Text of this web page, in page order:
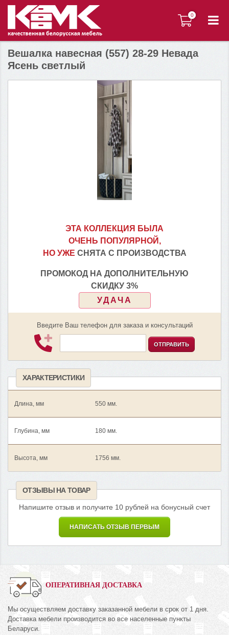
0
0
Вешалка навесная (557) 28-29 Невада
Ясень светлый
ЭТА КОЛЛЕКЦИЯ БЫЛА
ОЧЕНЬ ПОПУЛЯРНОЙ,
НО УЖЕ СНЯТА С ПРОИЗВОДСТВА
ПРОМОКОД НА ДОПОЛНИТЕЛЬНУЮ
СКИДКУ 3%
УДАЧА
Введите Ваш телефон для заказа и консультаций
ОТПРАВИТЬ
ХАРАКТЕРИСТИКИ
Длина, мм 550 мм.
Глубина, мм 180 мм.
Высота, мм 1756 мм.
ОТЗЫВЫ НА ТОВАР
Напишите отзыв и получите 10 рублей на бонусный счет
НАПИСАТЬ ОТЗЫВ ПЕРВЫМ
ОПЕРАТИВНАЯ ДОСТАВКА
Мы осуществляем доставку заказанной мебели в срок от 1 дня.
Доставка мебели производится во все населенные пункты
Беларуси.